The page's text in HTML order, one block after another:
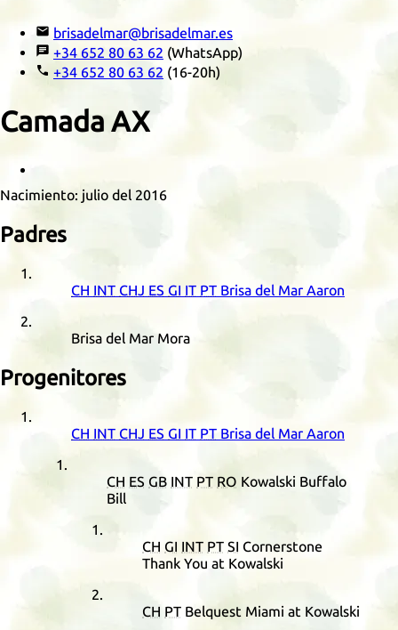
 brisadelmar@brisadelmar.es
 +34 652 80 63 62 (WhatsApp)
 +34 652 80 63 62 (16-20h)
Camada AX
Nacimiento: julio del 2016
Padres
CH INT CHJ ES GI IT PT Brisa del Mar Aaron
Brisa del Mar Mora
Progenitores
CH INT CHJ ES GI IT PT Brisa del Mar Aaron
CH ES GB INT PT RO Kowalski Buffalo
Bill
CH GI INT PT SI Cornerstone
Thank You at Kowalski
CH PT Belquest Miami at Kowalski